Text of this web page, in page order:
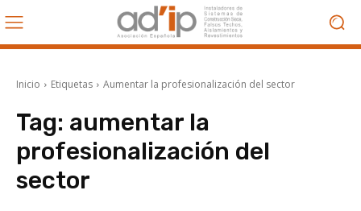
Inicio Etiquetas Aumentar la profesionalización del sector
Tag: aumentar la
profesionalización del
sector